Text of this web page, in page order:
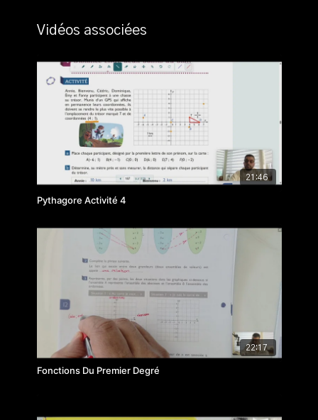
Vidéos associées
21:46
Pythagore Activité 4
22:17
Fonctions Du Premier Degré